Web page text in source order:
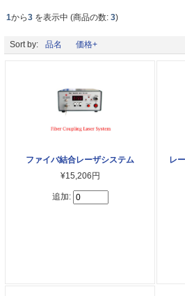
1から3 を表示中 (商品の数: 3)
Sort by: 品名 価格+
ファイバ結合レーザシステム
¥15,206円
追加:
レ